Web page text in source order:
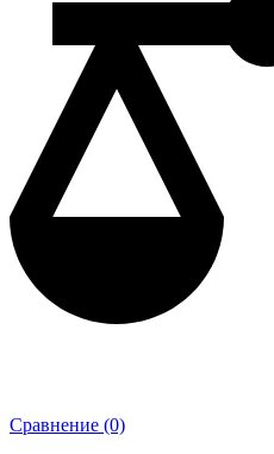
Сравнение (0)